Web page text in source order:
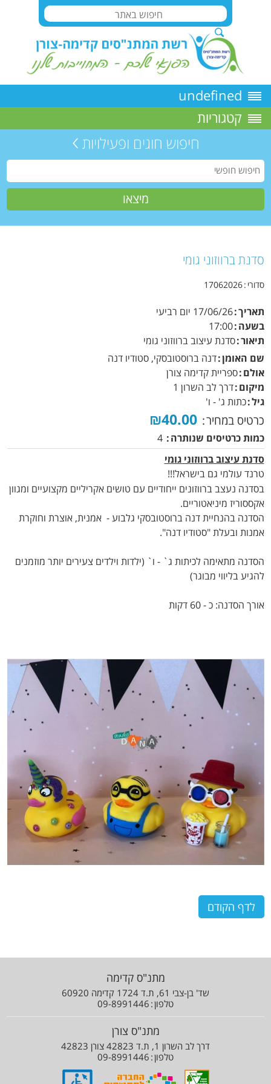
undefined
קטגוריות
חיפוש חוגים ופעילויות
סדנת ברווזוני גומי
סדורי 17062026
תאריך 17/06/26 יום רביעי
בשעה 17:00
תיאור סדנת עיצוב ברווזוני גומי
שם האומן דנה ברוסטובסקי, סטודיו דנה
אולם ספריית קדימה צורן
מיקום דרך לב השרון 1
גיל כתות ג' - ו'
כרטיס במחיר ₪40.00
כמות כרטיסים שנותרה
4
סדנת עיצוב ברווזוני גומי
טרנד עולמי גם בישראל!!!
בסדנה נעצב ברווזונים ייחודיים עם טושים אקריליים מקצועיים ומגוון
אקססוריז מיניאטוריים.
הסדנה בהנחיית דנה ברוסטובסקי גלבוע - אמנית, אוצרת וחוקרת
אמנות ובעלת "סטודיו דנה".
הסדנה מתאימה לכיתות ג` - ו` (ילדות וילדים צעירים יותר מוזמנים
להגיע בליווי מבוגר)
אורך הסדנה: כ - 60 דקות
לדף הקודם
מתנ"ס קדימה
שד' בן-צבי 61, ת.ד 1724 קדימה 60920
טלפון 09-8991446
מתנ"ס צורן
דרך לב השרון 1, ת.ד 42823 צורן 42823
טלפון 09-8991446